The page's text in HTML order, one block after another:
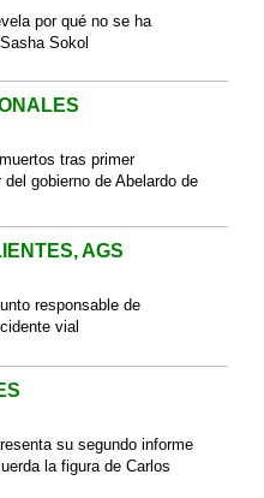
por qué no se ha
Sokol
tras primer
gobierno de Abelardo de
AGS
responsable de
vial
su segundo informe
la figura de Carlos